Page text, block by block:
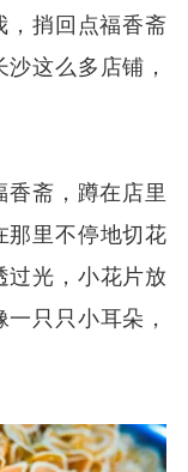
，捎回点福香斋
这么多店铺，
斋，蹲在店里
那里不停地切花
过光，小花片放
只只小耳朵，